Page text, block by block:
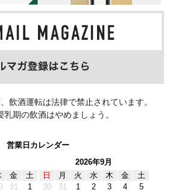
飲酒運転は法律で禁止されています。
乳期の飲酒はやめましょう。
営業日カレンダー
金
土
31
1
2026年9月
日
月 火 水 木 金
土
30
31 1 2 3 4
5